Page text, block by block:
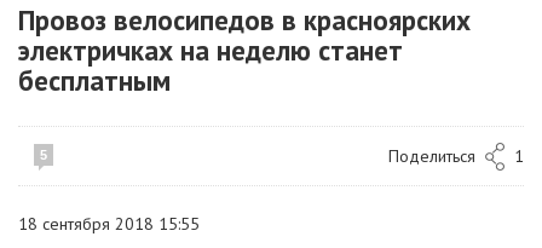
Провоз велосипедов в красноярских
электричках на неделю станет
бесплатным
5 Поделиться 1
18 сентября 2018 15:55